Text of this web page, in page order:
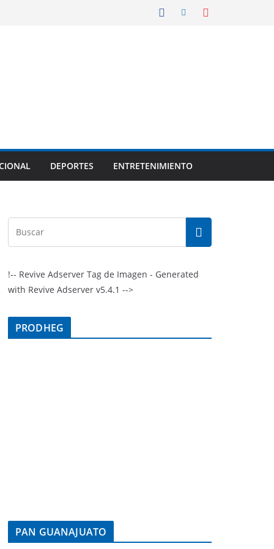
DEPORTES ENTRETENIMIENTO
!-- Revive Adserver Tag de Imagen - Generated
with Revive Adserver v5.4.1 -->
PRODHEG
PAN GUANAJUATO